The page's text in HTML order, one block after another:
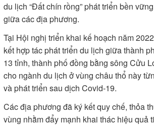
du lịch “Ðất chín rồng” phát triển bền
giữa các địa phương.
Tại Hội nghị triển khai kế hoạch năm
kết hợp tác phát triển du lịch giữa thành
13 tỉnh, thành phố đồng bằng sông Cửu
cho ngành du lịch ở vùng châu thổ này
và phát triển sau dịch Covid-19.
Các địa phương đã ký kết quy chế, thỏa
vùng nhằm đẩy mạnh khai thác hiệu quả